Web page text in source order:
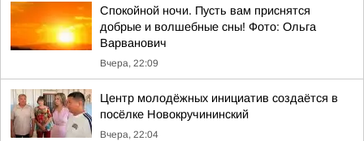
Спокойной ночи. Пусть вам приснятся
добрые и волшебные сны! Фото: Ольга
Варванович
Вчера, 22:09
Центр молодёжных инициатив создаётся в
посёлке Новокручининский
Вчера, 22:04